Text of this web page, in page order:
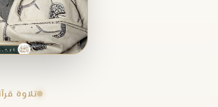
تلاوة